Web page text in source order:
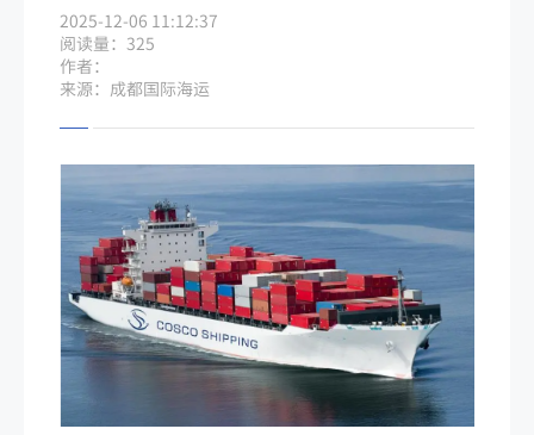
2025-12-06 11:12:37
阅读量：325
作者：
来源：成都国际海运